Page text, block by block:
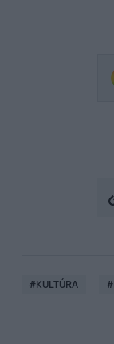
#KULTÚRA #